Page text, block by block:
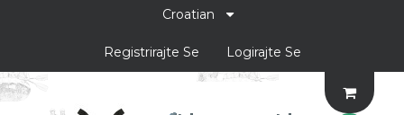
Registrirajte Se Logirajte Se